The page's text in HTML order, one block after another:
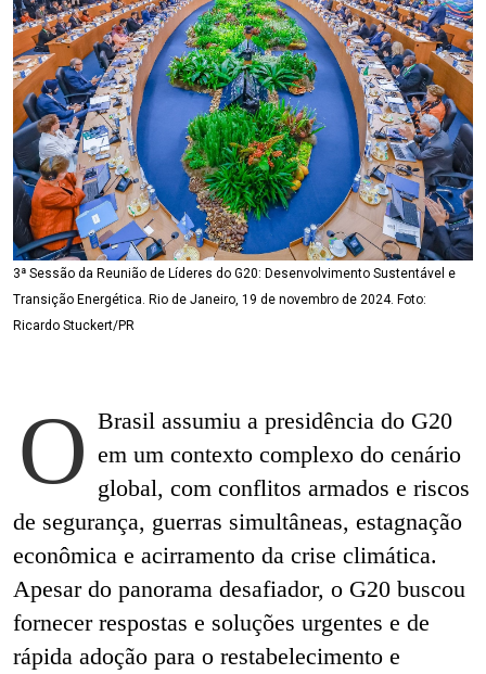
3ª Sessão da Reunião de Líderes do G20: Desenvolvimento Sustentável e
Transição Energética. Rio de Janeiro, 19 de novembro de 2024. Foto:
Ricardo Stuckert/PR
O Brasil assumiu a presidência do G20
em um contexto complexo do cenário
global, com conflitos armados e riscos
de segurança, guerras simultâneas, estagnação
econômica e acirramento da crise climática.
Apesar do panorama desafiador, o G20 buscou
fornecer respostas e soluções urgentes e de
rápida adoção para o restabelecimento e